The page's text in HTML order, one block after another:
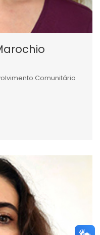
Comunitário